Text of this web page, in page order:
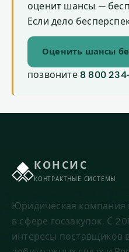
оценит шансы —
Если дело
Оценить шансы
позвоните 8 800
КОНСИС
КОНТРАКТНЫЕ СИСТЕМЫ
Юридическая компания
в сфере госзакупок. С
интересы поставщиков